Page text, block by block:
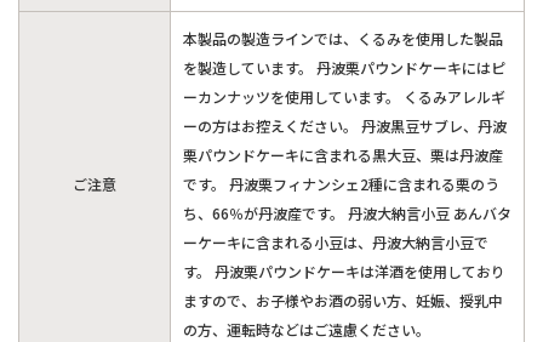
ご注意
本製品の製造ラインでは、くるみを使用した製品
を製造しています。 丹波栗パウンドケーキにはピ
ーカンナッツを使用しています。 くるみアレルギ
ーの方はお控えください。 丹波黒豆サブレ、丹波
栗パウンドケーキに含まれる黒大豆、栗は丹波産
です。 丹波栗フィナンシェ2種に含まれる栗のう
ち、66％が丹波産です。 丹波大納言小豆 あんバタ
ーケーキに含まれる小豆は、丹波大納言小豆で
す。 丹波栗パウンドケーキは洋酒を使用しており
ますので、お子様やお酒の弱い方、妊娠、授乳中
の方、運転時などはご遠慮ください。